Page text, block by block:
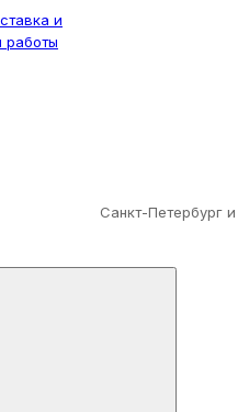
и
Санкт-Петербург и